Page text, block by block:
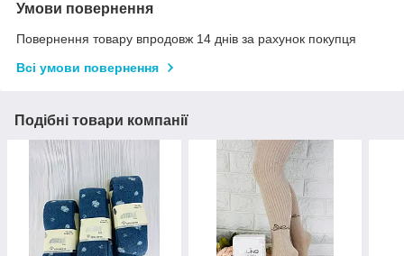
Умови повернення
Повернення товару впродовж 14 днів за рахунок покупця
Всі умови повернення
Подібні товари компанії